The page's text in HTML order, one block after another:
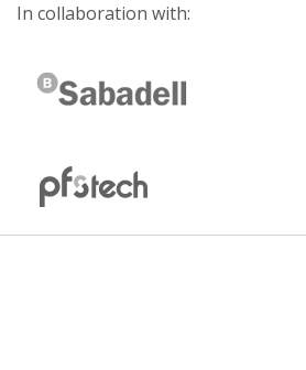
In collaboration with: